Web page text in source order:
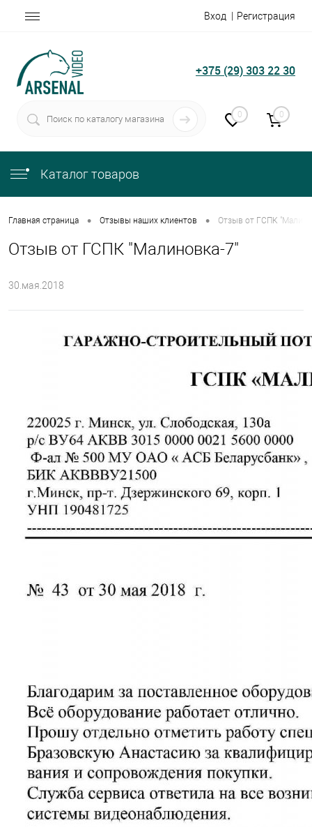
Вход Регистрация
+375 (29) 303 22 30
0 0
Каталог товаров
Главная страница • Отзывы наших клиентов • Отзыв от ГСПК
Отзыв от ГСПК "Малиновка-7"
30.мая.2018